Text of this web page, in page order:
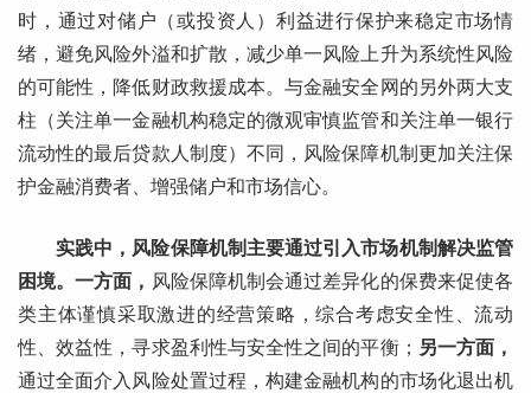
时，通过对储户（或投资人）利益进行保护来稳定市场情
绪，避免风险外溢和扩散，减少单一风险上升为系统性风险
的可能性，降低财政救援成本。与金融安全网的另外两大支
柱（关注单一金融机构稳定的微观审慎监管和关注单一银行
流动性的最后贷款人制度）不同，风险保障机制更加关注保
护金融消费者、增强储户和市场信心。
实践中，风险保障机制主要通过引入市场机制解决监管
困境。一方面， 风险保障机制会通过差异化的保费来促使各
类主体谨慎采取激进的经营策略，综合考虑安全性、流动
性、效益性，寻求盈利性与安全性之间的平衡； 另一方面，
通过全面介入风险处置过程，构建金融机构的市场化退出机